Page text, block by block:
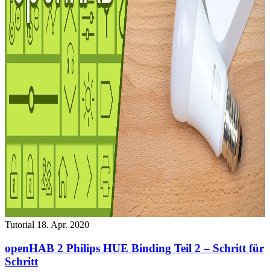
Tutorial 18. Apr. 2020
openHAB 2 Philips HUE Binding Teil 2 – Schritt für
Schritt